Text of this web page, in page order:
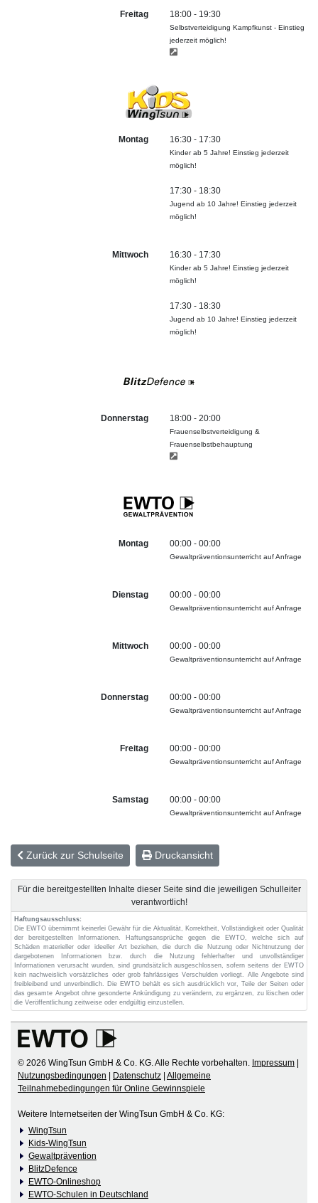
Freitag 18:00 - 19:30
Selbstverteidigung Kampfkunst - Einstieg
jederzeit möglich!
Montag 16:30 - 17:30
Kinder ab 5 Jahre! Einstieg jederzeit
möglich!
17:30 - 18:30
Jugend ab 10 Jahre! Einstieg jederzeit
möglich!
Mittwoch 16:30 - 17:30
Kinder ab 5 Jahre! Einstieg jederzeit
möglich!
17:30 - 18:30
Jugend ab 10 Jahre! Einstieg jederzeit
möglich!
Donnerstag 18:00 - 20:00
Frauenselbstverteidigung &
Frauenselbstbehauptung
Montag 00:00 - 00:00
Gewaltpräventionsunterricht auf Anfrage
Dienstag 00:00 - 00:00
Gewaltpräventionsunterricht auf Anfrage
Mittwoch 00:00 - 00:00
Gewaltpräventionsunterricht auf Anfrage
Donnerstag 00:00 - 00:00
Gewaltpräventionsunterricht auf Anfrage
Freitag 00:00 - 00:00
Gewaltpräventionsunterricht auf Anfrage
Samstag 00:00 - 00:00
Gewaltpräventionsunterricht auf Anfrage
Zurück zur Schulseite Druckansicht
Für die bereitgestellten Inhalte dieser Seite sind die jeweiligen Schulleiter
verantwortlich!
Haftungsausschluss:
Die EWTO übernimmt keinerlei Gewähr für die Aktualität, Korrektheit, Vollständigkeit oder Qualität
der bereitgestellten Informationen. Haftungsansprüche gegen die EWTO, welche sich auf
Schäden materieller oder ideeller Art beziehen, die durch die Nutzung oder Nichtnutzung der
dargebotenen Informationen bzw. durch die Nutzung fehlerhafter und unvollständiger
Informationen verursacht wurden, sind grundsätzlich ausgeschlossen, sofern seitens der EWTO
kein nachweislich vorsätzliches oder grob fahrlässiges Verschulden vorliegt. Alle Angebote sind
freibleibend und unverbindlich. Die EWTO behält es sich ausdrücklich vor, Teile der Seiten oder
das gesamte Angebot ohne gesonderte Ankündigung zu verändern, zu ergänzen, zu löschen oder
die Veröffentlichung zeitweise oder endgültig einzustellen.
© 2026 WingTsun GmbH & Co. KG. Alle Rechte vorbehalten. Impressum
Nutzungsbedingungen
Datenschutz Allgemeine
Teilnahmebedingungen für Online Gewinnspiele
Weitere Internetseiten der WingTsun GmbH & Co. KG:
WingTsun
Kids-WingTsun
Gewaltprävention
BlitzDefence
EWTO-Onlineshop
EWTO-Schulen in Deutschland